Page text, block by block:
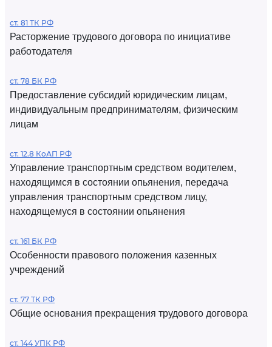
ст. 81 ТК РФ
Расторжение трудового договора по инициативе
работодателя
ст. 78 БК РФ
Предоставление субсидий юридическим лицам,
индивидуальным предпринимателям, физическим
лицам
ст. 12.8 КоАП РФ
Управление транспортным средством водителем,
находящимся в состоянии опьянения, передача
управления транспортным средством лицу,
находящемуся в состоянии опьянения
ст. 161 БК РФ
Особенности правового положения казенных
учреждений
ст. 77 ТК РФ
Общие основания прекращения трудового договора
ст. 144 УПК РФ